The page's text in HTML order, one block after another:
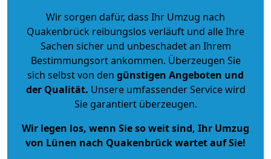
Wir sorgen dafür, dass Ihr Umzug nach
Quakenbrück reibungslos verläuft und alle Ihre
Sachen sicher und unbeschadet an Ihrem
Bestimmungsort ankommen. Überzeugen Sie
sich selbst von den günstigen Angeboten und
der Qualität. Unsere umfassender Service wird
Sie garantiert überzeugen.
Wir legen los, wenn Sie so weit sind, Ihr Umzug
von Lünen nach Quakenbrück wartet auf Sie!